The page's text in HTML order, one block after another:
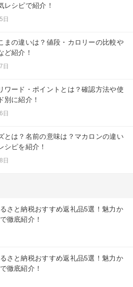
レシピで紹介！
日
まの違いは？値段・カロリーの比較や
ど紹介！
日
ワード・ポイントとは？確認方法や使
別に紹介！
日
とは？名前の意味は？マカロンの違い
シピを紹介！
日
さと納税おすすめ返礼品5選！魅力か
徹底紹介！
さと納税おすすめ返礼品5選！魅力か
徹底紹介！